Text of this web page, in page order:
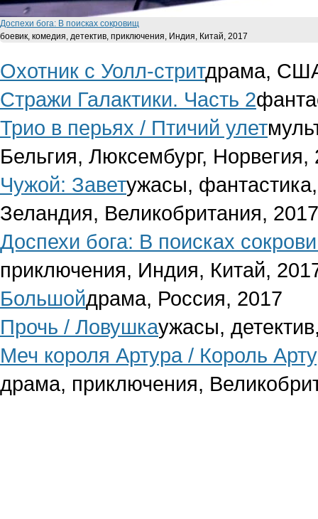
Доспехи бога: В поисках сокровищ
боевик, комедия, детектив, приключения, Индия, Китай, 2017
Охотник с Уолл-стритдрама,
Стражи Галактики. Часть 2
Трио в перьях / Птичий улет
Бельгия, Люксембург, Норвегия,
Чужой: Заветужасы,
Зеландия, Великобритания, 2017
Доспехи бога: В поисках
приключения, Индия, Китай,
Большойдрама, Россия, 2017
Прочь / Ловушкаужасы,
Меч короля Артура / Король
драма, приключения,